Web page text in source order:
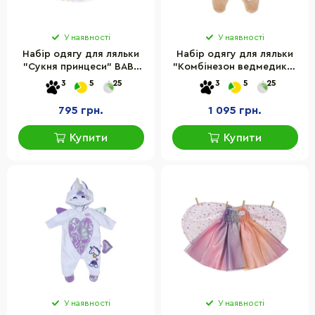
У наявності
Набір одягу для ляльки
"Сукня принцеси" BABY
born 710296, 43 см
3 5 25
795 грн.
Купити
У наявності
Набір одягу для ляльки
"Комбінезон ведмедика"
BABY born 836088, 43 см
3 5 25
1 095 грн.
Купити
У наявності У наявності